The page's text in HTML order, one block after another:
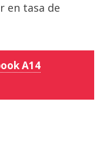
en tasa de
A14